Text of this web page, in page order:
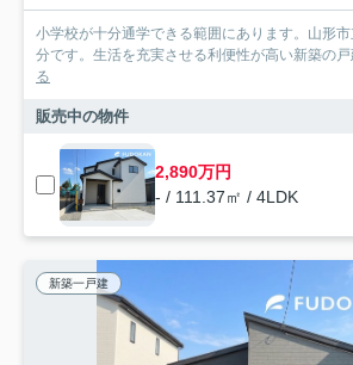
小学校が十分通学できる範囲にあります。山形
分です。生活を充実させる利便性が高い新築の
る
販売中の物件
2,890万円
- / 111.37㎡ / 4LDK
新築一戸建